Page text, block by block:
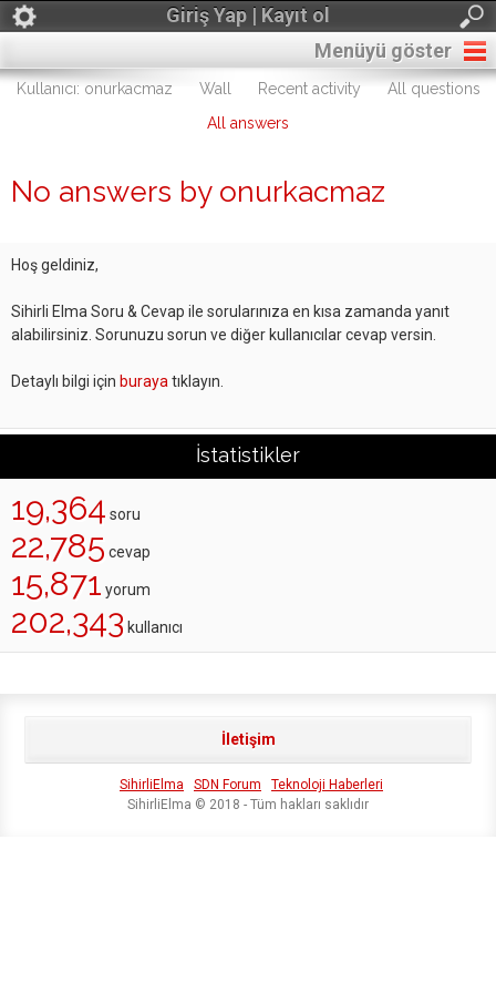
Giriş Yap | Kayıt ol
Menüyü göster
Kullanıcı: onurkacmaz Wall Recent activity
All questions
All answers
No answers by onurkacmaz
Hoş geldiniz,
Sihirli Elma Soru & Cevap ile sorularınıza en kısa zamanda yanıt
alabilirsiniz. Sorunuzu sorun ve diğer kullanıcılar cevap versin.
Detaylı bilgi için buraya tıklayın.
İstatistikler
19,364 soru
22,785 cevap
15,871 yorum
202,343 kullanıcı
İletişim
SihirliElma SDN Forum
Teknoloji Haberleri
SihirliElma © 2018 - Tüm hakları saklıdır